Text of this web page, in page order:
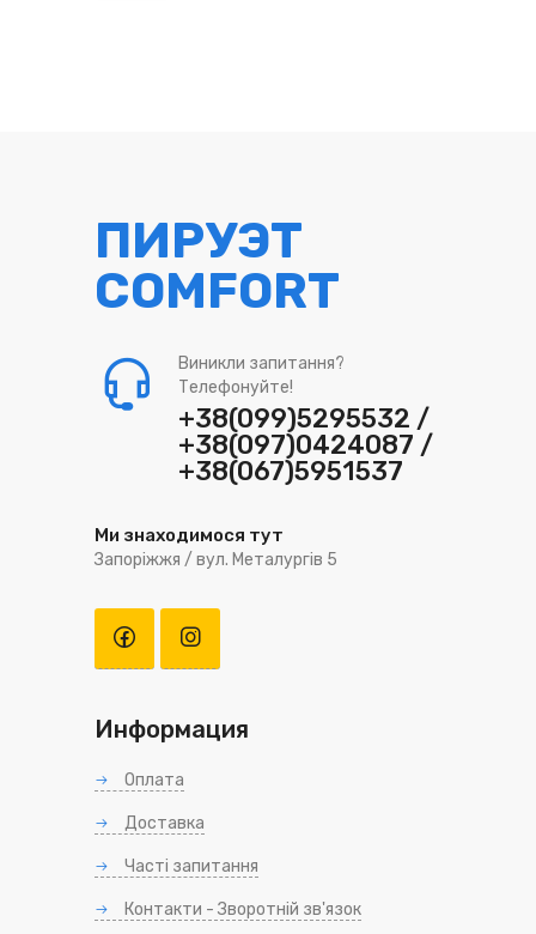
ПИРУЭТ
COMFORT
Виникли запитання?
Телефонуйте!
+38(099)5295532 /
+38(097)0424087 /
+38(067)5951537
Ми знаходимося тут
Запоріжжя / вул. Металургів 5
Информация
Оплата
Доставка
Часті запитання
Контакти - Зворотній зв'язок